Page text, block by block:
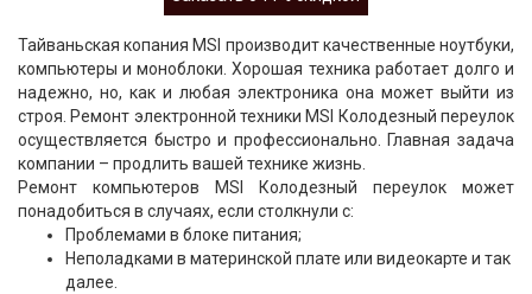
Тайваньская копания MSI производит качественные ноутбуки,
компьютеры и моноблоки. Хорошая техника работает долго и
надежно, но, как и любая электроника она может выйти из
строя. Ремонт электронной техники MSI Колодезный переулок
осуществляется быстро и профессионально. Главная задача
компании – продлить вашей технике жизнь.
Ремонт компьютеров MSI Колодезный переулок может
понадобиться в случаях, если столкнули с:
Проблемами в блоке питания;
Неполадками в материнской плате или видеокарте и так
далее.